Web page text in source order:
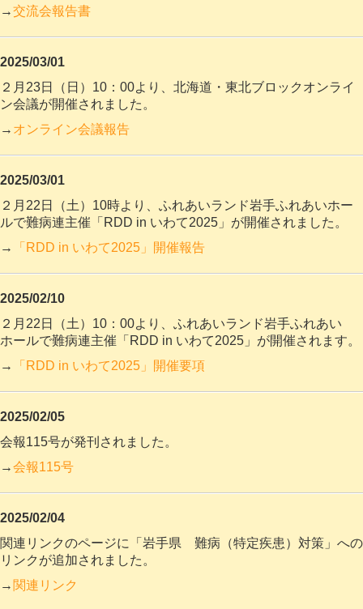
→交流会報告書
2025/03/01
２月23日（日）10：00より、北海道・東北ブロックオンライ
ン会議が開催されました。
→ オンライン会議報告
2025/03/01
２月22日（土）10時より、ふれあいランド岩手ふれあいホー
ルで難病連主催「RDD in いわて2025」が開催されました。
→
「RDD in いわて2025」開催報告
2025/02/10
２月22日（土）10：00より、ふれあいランド岩手ふれあい
ホールで難病連主催「RDD in いわて2025」が開催されます。
→
「RDD in いわて2025」開催要項
2025/02/05
会報115号が発刊されました。
→会報115号
2025/02/04
関連リンクのページに「岩手県 難病（特定疾患）対策」への
リンクが追加されました。
→ 関連リンク